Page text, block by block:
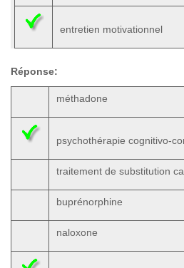
entretien motivationnel
Réponse:
méthadone
psychothérapie cognitivo-
traitement de substitution
buprénorphine
naloxone